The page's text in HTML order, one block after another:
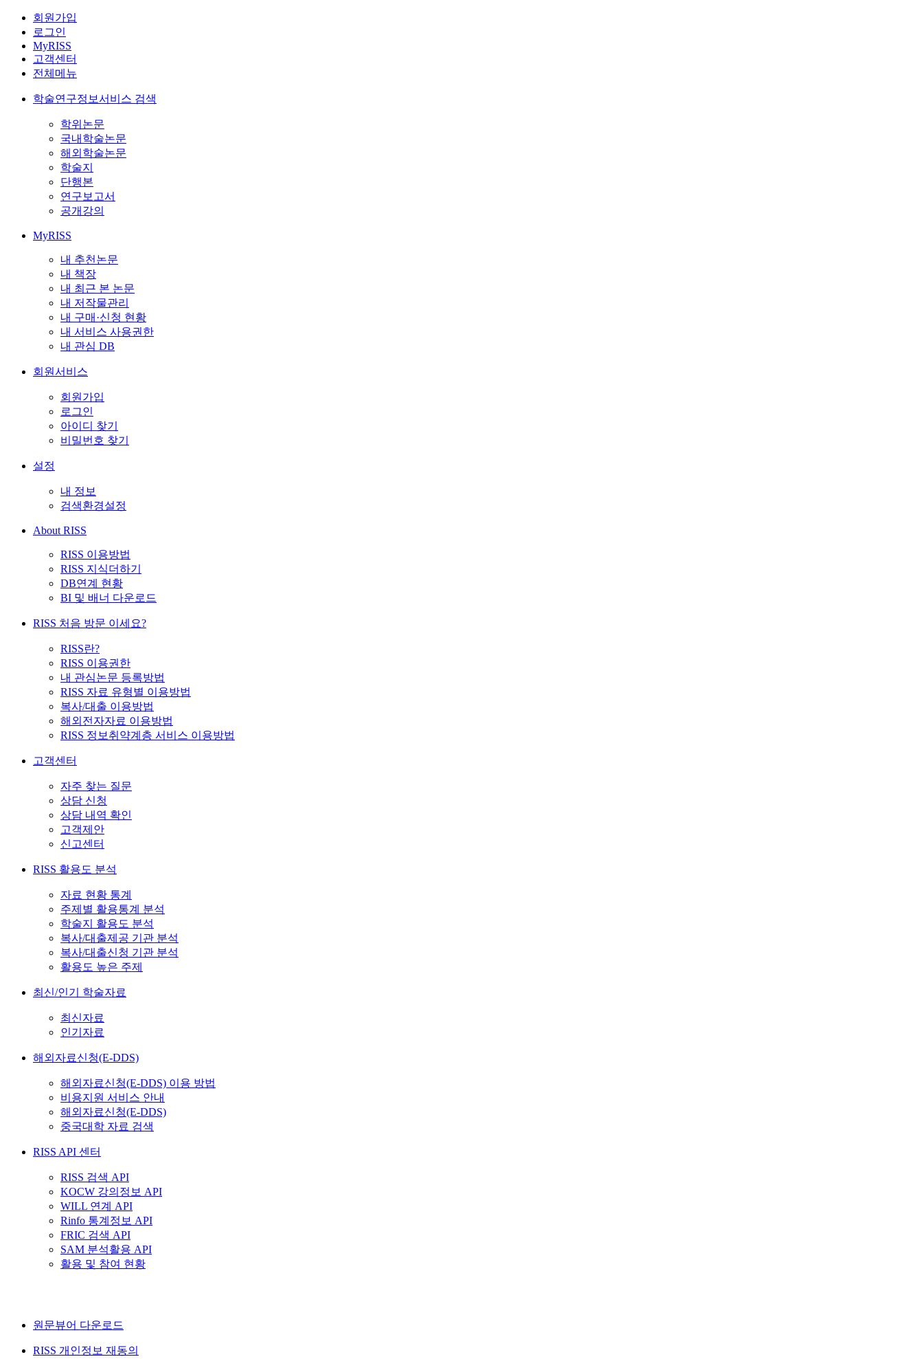
회원가입
로그인
MyRISS
고객센터
전체메뉴
학술연구정보서비스 검색
학위논문
국내학술논문
해외학술논문
학술지
단행본
연구보고서
공개강의
MyRISS
내 추천논문
내 책장
내 최근 본 논문
내 저작물관리
내 구매·신청 현황
내 서비스 사용권한
내 관심 DB
회원서비스
회원가입
로그인
아이디 찾기
비밀번호 찾기
설정
내 정보
검색환경설정
About RISS
RISS 이용방법
RISS 지식더하기
DB연계 현황
BI 및 배너 다운로드
RISS 처음 방문 이세요?
RISS란?
RISS 이용권한
내 관심논문 등록방법
RISS 자료 유형별 이용방법
복사/대출 이용방법
해외전자자료 이용방법
RISS 정보취약계층 서비스 이용방법
고객센터
자주 찾는 질문
상담 신청
상담 내역 확인
고객제안
신고센터
RISS 활용도 분석
자료 현황 통계
주제별 활용통계 분석
학술지 활용도 분석
복사/대출제공 기관 분석
복사/대출신청 기관 분석
활용도 높은 주제
최신/인기 학술자료
최신자료
인기자료
해외자료신청(E-DDS)
해외자료신청(E-DDS) 이용 방법
비용지원 서비스 안내
해외자료신청(E-DDS)
중국대학 자료 검색
RISS API 센터
RISS 검색 API
KOCW 강의정보 API
WILL 연계 API
Rinfo 통계정보 API
FRIC 검색 API
SAM 분석활용 API
활용 및 참여 현황
원문뷰어 다운로드
RISS 개인정보 재동의